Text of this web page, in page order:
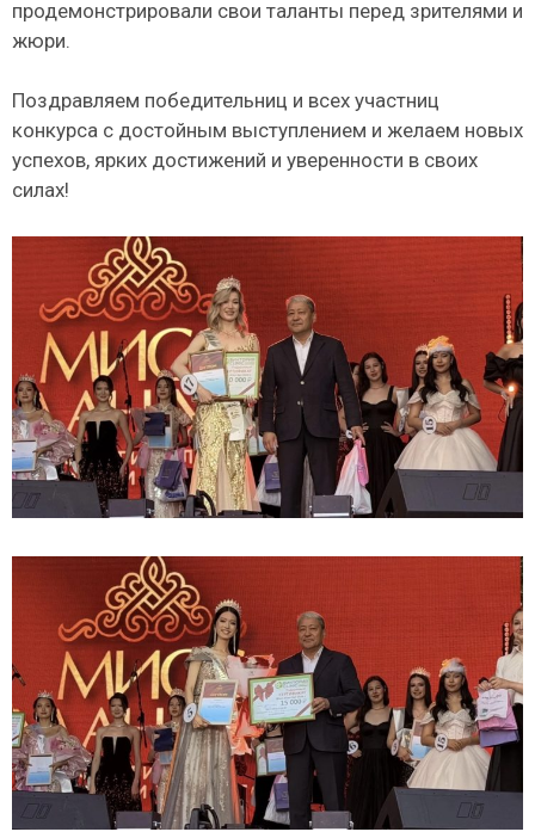
продемонстрировали свои таланты перед зрителями и
жюри.
Поздравляем победительниц и всех участниц
конкурса с достойным выступлением и желаем новых
успехов, ярких достижений и уверенности в своих
силах!